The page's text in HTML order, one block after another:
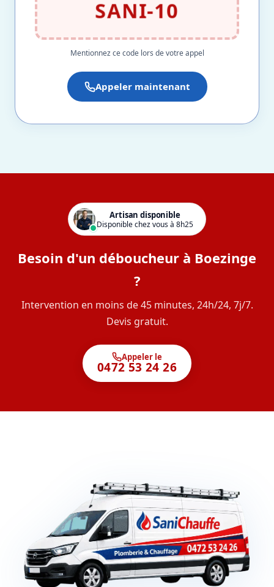
SANI-10
Mentionnez ce code lors de votre appel
Appeler maintenant
Artisan disponible
Disponible chez vous à 8h25
Besoin d'un déboucheur à Boezinge
?
Intervention en moins de 45 minutes, 24h/24, 7j/7.
Devis gratuit.
Appeler le
0472 53 24 26